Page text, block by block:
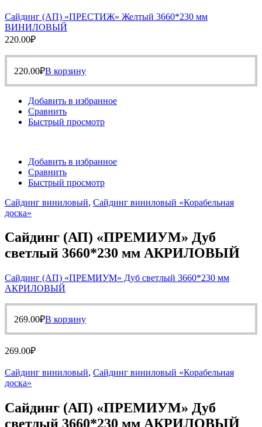
Сайдинг (АП) «ПРЕСТИЖ» Желтый 3660*230 мм
ВИНИЛОВЫЙ
220.00₽
220.00₽В корзину
Добавить в избранное
Сравнить
Быстрый просмотр
Добавить в избранное
Сравнить
Быстрый просмотр
Сайдинг виниловый, Сайдинг виниловый «Корабельная
доска»
Сайдинг (АП) «ПРЕМИУМ» Дуб
светлый 3660*230 мм АКРИЛОВЫЙ
Сайдинг (АП) «ПРЕМИУМ» Дуб светлый 3660*230 мм
АКРИЛОВЫЙ
269.00₽В корзину
269.00₽
Сайдинг виниловый, Сайдинг виниловый «Корабельная
доска»
Сайдинг (АП) «ПРЕМИУМ» Дуб
светлый 3660*230 мм АКРИЛОВЫЙ